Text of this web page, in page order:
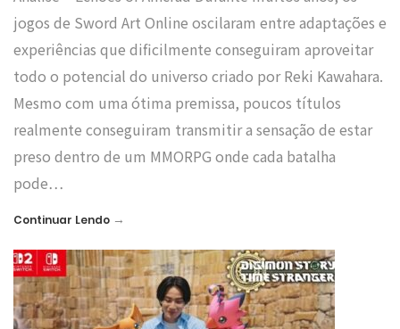
jogos de Sword Art Online oscilaram entre adaptações e
experiências que dificilmente conseguiram aproveitar
todo o potencial do universo criado por Reki Kawahara.
Mesmo com uma ótima premissa, poucos títulos
realmente conseguiram transmitir a sensação de estar
preso dentro de um MMORPG onde cada batalha
pode…
Continuar Lendo →